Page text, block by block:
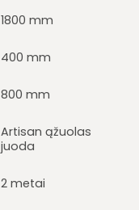
1800 mm
400 mm
800 mm
Artisan ąžuolas
juoda
2 metai